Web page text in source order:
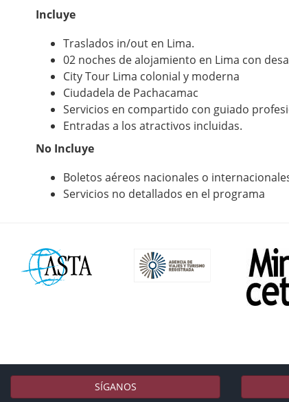
Incluye
Traslados in/out en Lima.
02 noches de alojamiento en Lima con
City Tour Lima colonial y moderna
Ciudadela de Pachacamac
Servicios en compartido con guiado
Entradas a los atractivos incluidas.
No Incluye
Boletos aéreos nacionales o
Servicios no detallados en el programa
SÍGANOS